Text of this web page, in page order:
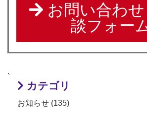
お問い合わ
談フォー
`
カテゴリ
お知らせ (135)